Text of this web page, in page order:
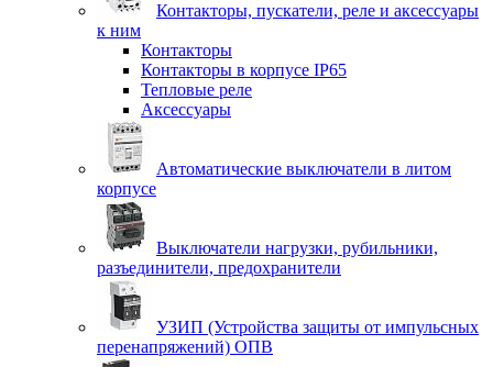
Контакторы, пускатели, реле и аксессуары
к ним
Контакторы
Контакторы в корпусе IP65
Тепловые реле
Аксессуары
Автоматические выключатели в литом
корпусе
Выключатели нагрузки, рубильники,
разъединители, предохранители
УЗИП (Устройства защиты от импульсных
перенапряжений) ОПВ